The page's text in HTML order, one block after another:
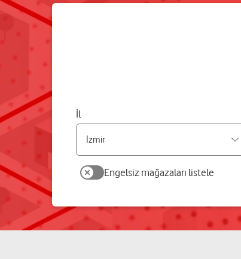
İl
Engelsiz mağazaları listele